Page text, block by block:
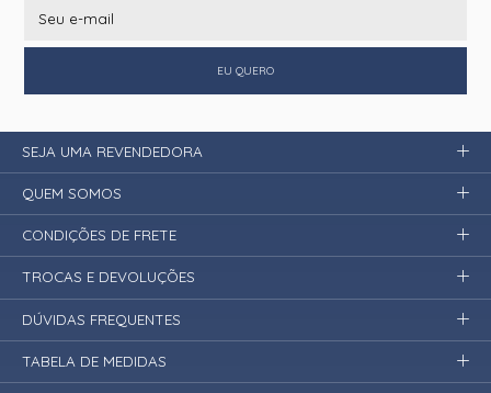
EU QUERO
SEJA UMA REVENDEDORA
QUEM SOMOS
CONDIÇÕES DE FRETE
TROCAS E DEVOLUÇÕES
DÚVIDAS FREQUENTES
TABELA DE MEDIDAS